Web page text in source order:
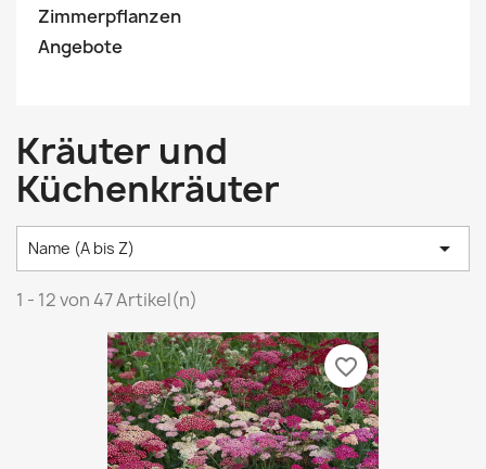
Zimmerpflanzen
Angebote
Kräuter und
Küchenkräuter
Name (A bis Z) 
1 - 12 von 47 Artikel(n)
favorite_border